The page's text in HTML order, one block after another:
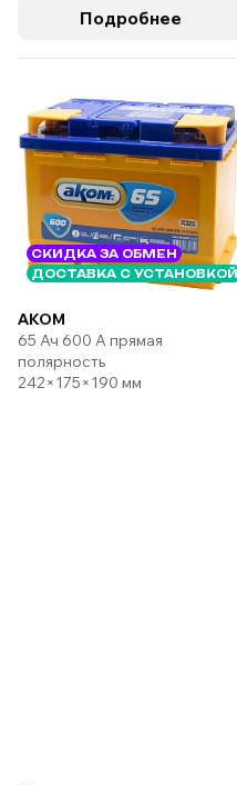
Подробнее
СКИДКА ЗА ОБМЕН
ДОСТАВКА С УСТАНОВКОЙ
AKOM
65 Ач 600 А прямая
полярность
242×175×190 мм